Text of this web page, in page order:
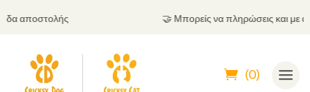
Μπορείς να πληρώσεις και με αντικαταβολή
(0)